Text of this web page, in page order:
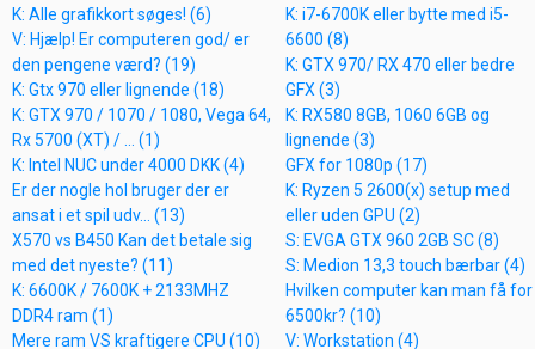
K: Alle grafikkort søges! (6)
V: Hjælp! Er computeren god/ er
den pengene værd? (19)
K: Gtx 970 eller lignende (18)
K: GTX 970 / 1070 / 1080, Vega 64,
Rx 5700 (XT) / ... (1)
K: Intel NUC under 4000 DKK (4)
Er der nogle hol bruger der er
ansat i et spil udv... (13)
X570 vs B450 Kan det betale sig
med det nyeste? (11)
K: 6600K / 7600K + 2133MHZ
DDR4 ram (1)
Mere ram VS kraftigere CPU (10)
K: i7-6700K eller bytte med i5-
6600 (8)
K: GTX 970/ RX 470 eller bedre
GFX (3)
K: RX580 8GB, 1060 6GB og
lignende (3)
GFX for 1080p (17)
K: Ryzen 5 2600(x) setup med
eller uden GPU (2)
S: EVGA GTX 960 2GB SC (8)
S: Medion 13,3 touch bærbar (4)
Hvilken computer kan man få for
6500kr? (10)
V: Workstation (4)